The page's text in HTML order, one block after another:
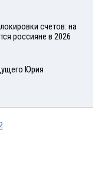
счетов: на
россияне в 2026
Юрия